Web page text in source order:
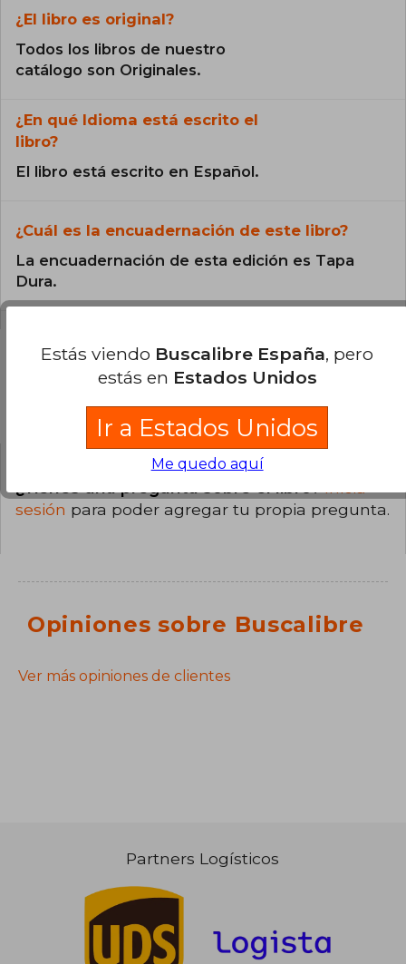
¿El libro es original?
Todos los libros de nuestro
catálogo son Originales.
¿En qué Idioma está escrito el
libro?
El libro está escrito en Español.
¿Cuál es la encuadernación de este libro?
La encuadernación de esta edición es Tapa
Dura.
Preguntas y respuestas sobre el libro
sesión para poder agregar tu propia pregunta.
Opiniones sobre Buscalibre
Ver más opiniones de clientes
Partners Logísticos
Estás viendo Buscalibre España, pero
estás en Estados Unidos
Ir a Estados Unidos
Me quedo aquí